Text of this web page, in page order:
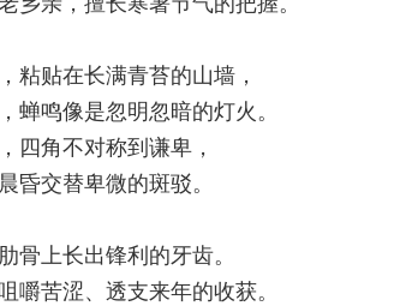
粘贴在长满青苔的山墙，
蝉鸣像是忽明忽暗的灯火。
四角不对称到谦卑，
昏交替卑微的斑驳。
骨上长出锋利的牙齿。
嚼苦涩、透支来年的收获。